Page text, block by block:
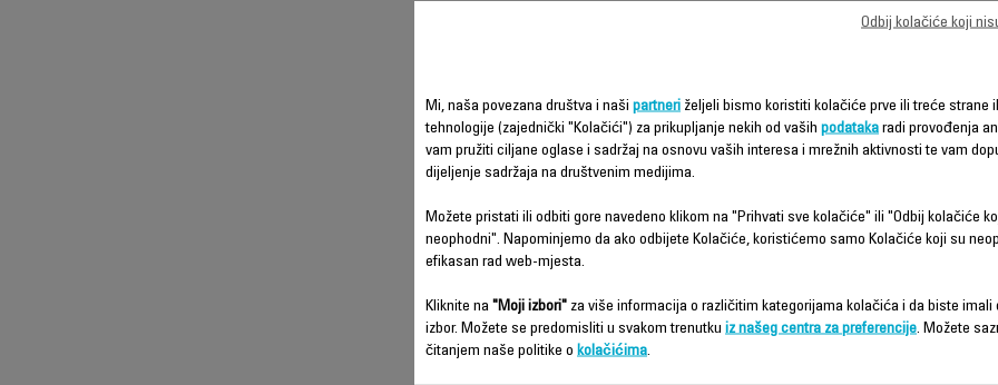
Karakteristike - Poređenje
ROWENTA
Mi, naša povezana društva i naši partneri željeli bismo koristiti kolačiće prve ili treće strane
tehnologije (zajednički "Kolačići") za prikupljanje nekih od vaših podataka radi provođenja
vam pružiti ciljane oglase i sadržaj na osnovu vaših interesa i mrežnih aktivnosti te vam
dijeljenje sadržaja na društvenim medijima.
Možete pristati ili odbiti gore navedeno klikom na "Prihvati sve kolačiće" ili "Odbij kolačiće
neophodni". Napominjemo da ako odbijete Kolačiće, koristićemo samo Kolačiće koji su
efikasan rad web-mjesta.
Kliknite na "Moji izbori" za više informacija o različitim kategorijama kolačića i da biste imali
izbor. Možete se predomisliti u svakom trenutku iz našeg centra za preferencije. Možete
čitanjem naše politike o kolačićima.
Odbij kolačiće koji